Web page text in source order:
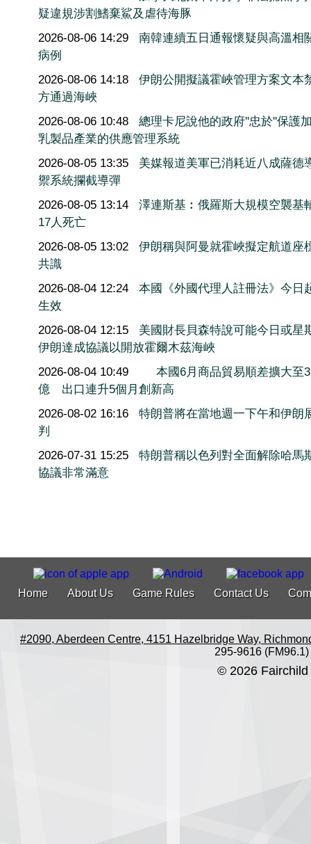
疑違規涉割鰭棄鯊及虐待海豚
2026-08-06 14:29
南韓連續五日通報懷疑與高溫相
病例
2026-08-06 14:18
伊朗公開擬議霍峽管理方案文本
方通過海峽
2026-08-06 10:48
總理卡尼說他的政府''忠於''保護
乳製品產業的供應管理系統
2026-08-05 13:35
美媒報道美軍已消耗近八成薩德
禦系統攔截導彈
2026-08-05 13:14
澤連斯基︰俄羅斯大規模空襲基
17人死亡
2026-08-05 13:02
伊朗稱與阿曼就霍峽擬定航道座
共識
2026-08-04 12:24
本國《外國代理人註冊法》今日
生效
2026-08-04 12:15
美國財長貝森特說可能今日或星
伊朗達成協議以開放霍爾木茲海峽
2026-08-04 10:49
本國6月商品貿易順差擴大至
億 出口連升5個月創新高
2026-08-02 16:16
特朗普將在當地週一下午和伊朗
判
2026-07-31 15:25
特朗普稱以色列對全面解除哈馬
協議非常滿意
Home About Us Game Rules Contact Us
#2090, Aberdeen Centre, 4151 Hazelbridge Way,
295-9616 (FM96.1)
© 2026 Fairchild